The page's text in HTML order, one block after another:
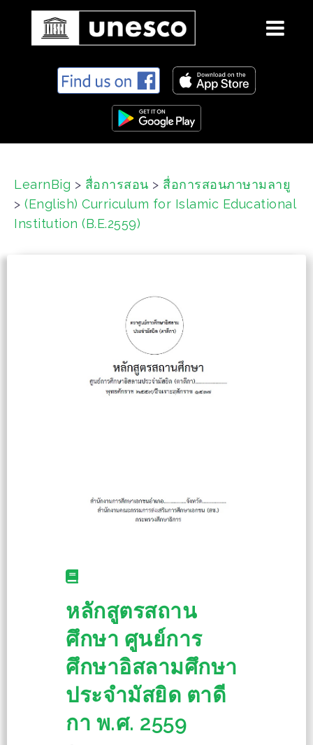
n
LearnBig > สื่อการสอน > สื่อการสอนภาษามลายู
> (English) Curriculum for Islamic Educational
Institution (B.E.2559)
หลักสูตรสถาน
ศึกษา ศูนย์การ
ศึกษาอิสลามศึกษา
ประจำมัสยิด ตาดี
กา พ.ศ. 2559